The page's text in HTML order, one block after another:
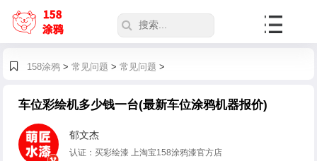
158涂鸦> 常见问题 > 常见问题 >
车位彩绘机多少钱一台(最新车位涂鸦机器报价)
郁文杰
认证：买彩绘漆 上淘宝158涂鸦漆官方店